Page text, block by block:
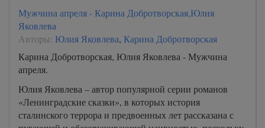
Мужчина апреля - Карина Добротворская,Юлия
Яковлева
Авторы: Юлия Яковлева, Карина Добротворская
Карина Добротворская, Юлия Яковлева - Мужчина
апреля.
Юлия Яковлева – автор популярной серии романов
«Ленинградские сказки», в которых история
сталинского террора и предвоенных лет рассказана с